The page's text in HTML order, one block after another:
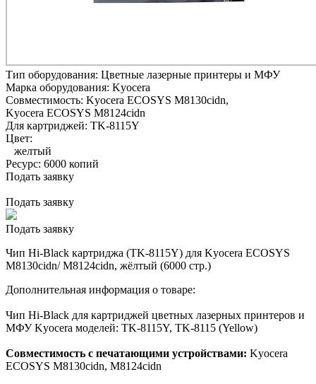
Тип оборудования: Цветные лазерные принтеры и МФУ
Марка оборудования: Kyocera
Совместимость: Kyocera ECOSYS M8130cidn,
Kyocera ECOSYS M8124cidn
Для картриджей: TK-8115Y
Цвет:
желтый
Ресурс: 6000 копий
Подать заявку
Подать заявку
Подать заявку
Чип Hi-Black картриджа (TK-8115Y) для Kyocera ECOSYS
M8130cidn/ M8124cidn, жёлтый (6000 стр.)
Дополнительная информация о товаре:
Чип Hi-Black для картриджей цветных лазерных принтеров и
МФУ Kyocera моделей: TK-8115Y, TK-8115 (Yellow)
Совместимость с печатающими устройствами: Kyocera
ECOSYS M8130cidn, M8124cidn